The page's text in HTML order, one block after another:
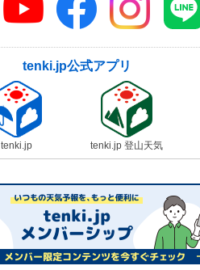
tenki.jp公式アプリ
tenki.jp tenki.jp 登山天気